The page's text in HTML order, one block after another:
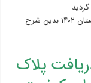
نتایج داوری سری پنجم رویداد میزان معماری، در تابستان ۱۴۰۲ بدین شرح
پلاک